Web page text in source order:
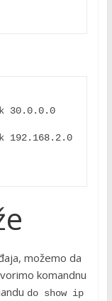
30.0.0.0
192.168.2.0
možemo da
komandnu
do show ip